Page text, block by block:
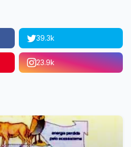
39.3k
23.9k